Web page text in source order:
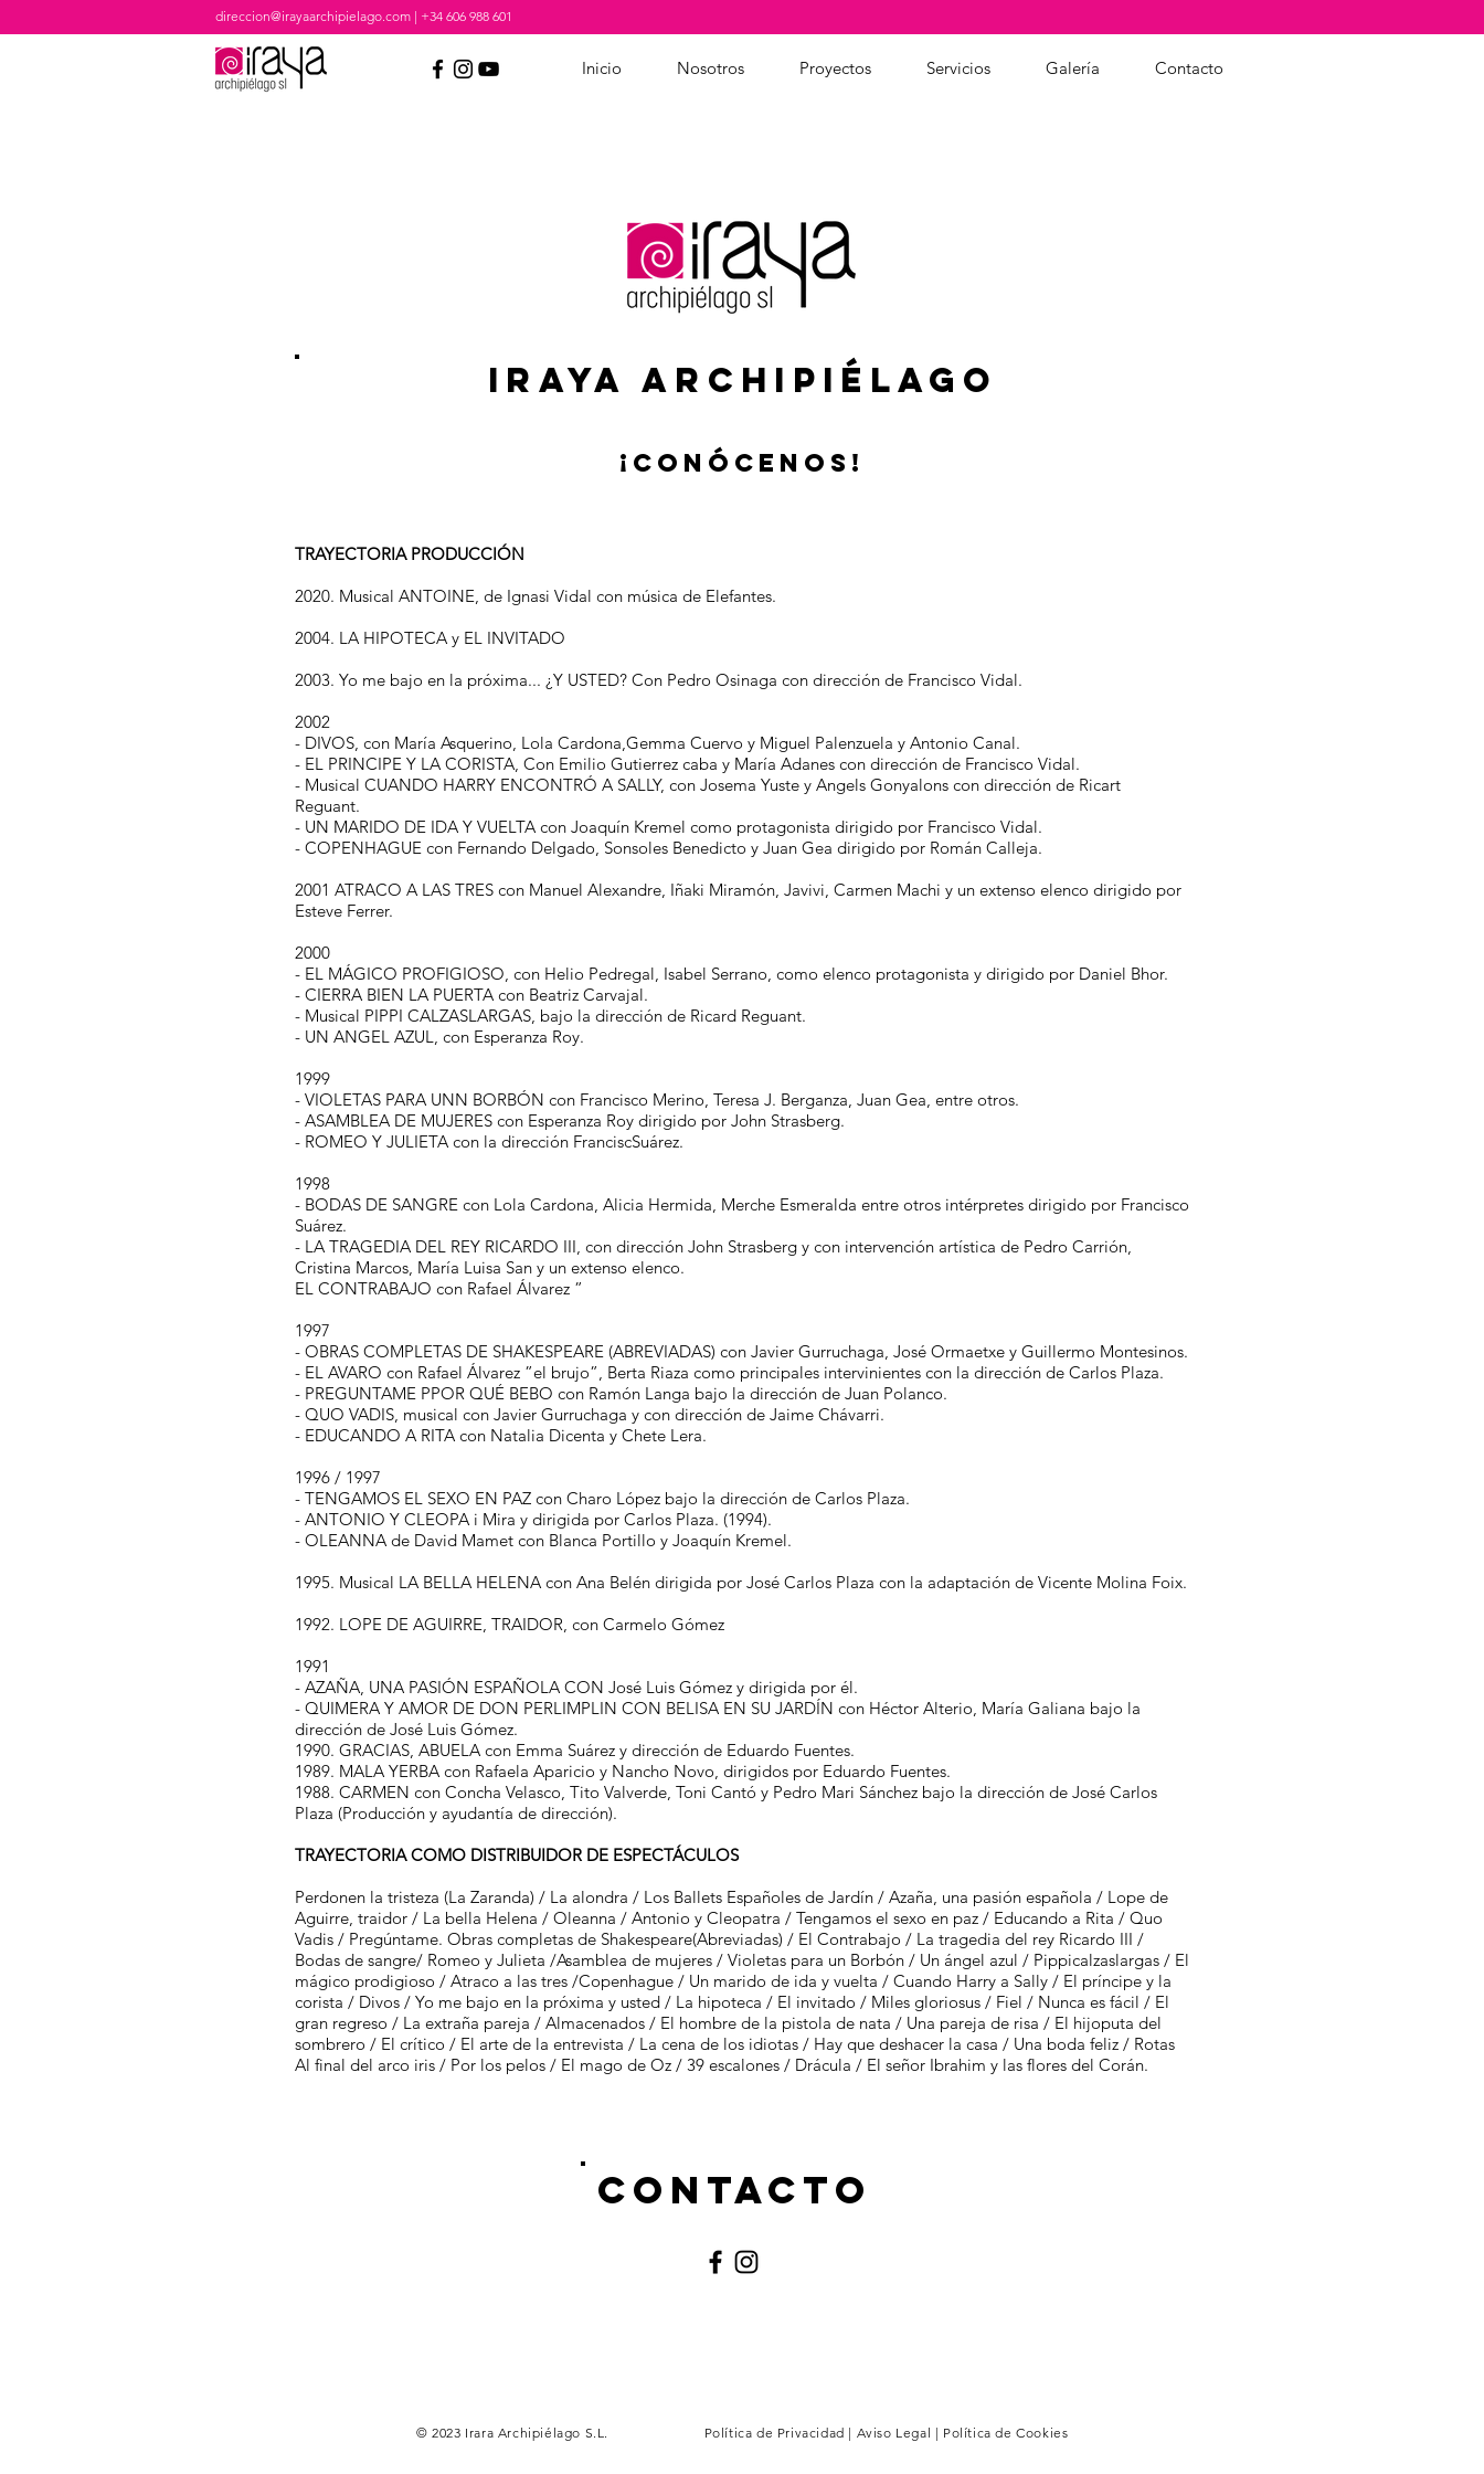
direccion@irayaarchipielago.com | +34 606 988 601
Inicio Nosotros Proyectos Servicios Galería Contacto
IRAYA ARCHIPIÉLAGO
¡CONÓCENOS!
TRAYECTORIA PRODUCCIÓN
2020. Musical ANTOINE, de Ignasi Vidal con música de Elefantes.
2004. LA HIPOTECA y EL INVITADO
2003. Yo me bajo en la próxima... ¿Y USTED? Con Pedro Osinaga con dirección de Francisco Vidal.
2002
- DIVOS, con María Asquerino, Lola Cardona,Gemma Cuervo y Miguel Palenzuela y Antonio Canal.
- EL PRINCIPE Y LA CORISTA, Con Emilio Gutierrez caba y María Adanes con dirección de Francisco Vidal.
- Musical CUANDO HARRY ENCONTRÓ A SALLY, con Josema Yuste y Angels Gonyalons con dirección de Ricart
Reguant.
- UN MARIDO DE IDA Y VUELTA con Joaquín Kremel como protagonista dirigido por Francisco Vidal.
- COPENHAGUE con Fernando Delgado, Sonsoles Benedicto y Juan Gea dirigido por Román Calleja.
2001 ATRACO A LAS TRES con Manuel Alexandre, Iñaki Miramón, Javivi, Carmen Machi y un extenso elenco dirigido por
Esteve Ferrer.
2000
- EL MÁGICO PROFIGIOSO, con Helio Pedregal, Isabel Serrano, como elenco protagonista y dirigido por Daniel Bhor.
- CIERRA BIEN LA PUERTA con Beatriz Carvajal.
- Musical PIPPI CALZASLARGAS, bajo la dirección de Ricard Reguant.
- UN ANGEL AZUL, con Esperanza Roy.
1999
- VIOLETAS PARA UNN BORBÓN con Francisco Merino, Teresa J. Berganza, Juan Gea, entre otros.
- ASAMBLEA DE MUJERES con Esperanza Roy dirigido por John Strasberg.
- ROMEO Y JULIETA con la dirección FranciscSuárez.
1998
- BODAS DE SANGRE con Lola Cardona, Alicia Hermida, Merche Esmeralda entre otros intérpretes dirigido por Francisco
Suárez.
- LA TRAGEDIA DEL REY RICARDO III, con dirección John Strasberg y con intervención artística de Pedro Carrión,
Cristina Marcos, María Luisa San y un extenso elenco.
EL CONTRABAJO con Rafael Álvarez ”
1997
- OBRAS COMPLETAS DE SHAKESPEARE (ABREVIADAS) con Javier Gurruchaga, José Ormaetxe y Guillermo Montesinos.
- EL AVARO con Rafael Álvarez ”el brujo”, Berta Riaza como principales intervinientes con la dirección de Carlos Plaza.
- PREGUNTAME PPOR QUÉ BEBO con Ramón Langa bajo la dirección de Juan Polanco.
- QUO VADIS, musical con Javier Gurruchaga y con dirección de Jaime Chávarri.
- EDUCANDO A RITA con Natalia Dicenta y Chete Lera.
1996 / 1997
- TENGAMOS EL SEXO EN PAZ con Charo López bajo la dirección de Carlos Plaza.
- ANTONIO Y CLEOPA i Mira y dirigida por Carlos Plaza. (1994).
- OLEANNA de David Mamet con Blanca Portillo y Joaquín Kremel.
1995. Musical LA BELLA HELENA con Ana Belén dirigida por José Carlos Plaza con la adaptación de Vicente Molina Foix.
1992. LOPE DE AGUIRRE, TRAIDOR, con Carmelo Gómez
1991
- AZAÑA, UNA PASIÓN ESPAÑOLA CON José Luis Gómez y dirigida por él.
- QUIMERA Y AMOR DE DON PERLIMPLIN CON BELISA EN SU JARDÍN con Héctor Alterio, María Galiana bajo la
dirección de José Luis Gómez.
1990. GRACIAS, ABUELA con Emma Suárez y dirección de Eduardo Fuentes.
1989. MALA YERBA con Rafaela Aparicio y Nancho Novo, dirigidos por Eduardo Fuentes.
1988. CARMEN con Concha Velasco, Tito Valverde, Toni Cantó y Pedro Mari Sánchez bajo la dirección de José Carlos
Plaza (Producción y ayudantía de dirección).
TRAYECTORIA COMO DISTRIBUIDOR DE ESPECTÁCULOS
Perdonen la tristeza (La Zaranda) / La alondra / Los Ballets Españoles de Jardín / Azaña, una pasión española / Lope de
Aguirre, traidor / La bella Helena / Oleanna / Antonio y Cleopatra / Tengamos el sexo en paz / Educando a Rita / Quo
Vadis / Pregúntame. Obras completas de Shakespeare(Abreviadas) / El Contrabajo / La tragedia del rey Ricardo III /
Bodas de sangre/ Romeo y Julieta /Asamblea de mujeres / Violetas para un Borbón / Un ángel azul / Pippicalzaslargas / El
mágico prodigioso / Atraco a las tres /Copenhague / Un marido de ida y vuelta / Cuando Harry a Sally / El príncipe y la
corista / Divos / Yo me bajo en la próxima y usted / La hipoteca / El invitado / Miles gloriosus / Fiel / Nunca es fácil / El
gran regreso / La extraña pareja / Almacenados / El hombre de la pistola de nata / Una pareja de risa / El hijoputa del
sombrero / El crítico / El arte de la entrevista / La cena de los idiotas / Hay que deshacer la casa / Una boda feliz / Rotas
Al final del arco iris / Por los pelos / El mago de Oz / 39 escalones / Drácula / El señor Ibrahim y las flores del Corán.
contacto
© 2023 Irara Archipiélago S.L. Política de Privacidad | Aviso Legal | Política de Cookies